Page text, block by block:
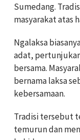
Sumedang.
masyarakat atas
Ngalaksa
adat,
bersama.
bernama laksa
kebersamaan.
Tradisi tersebut
temurun dan